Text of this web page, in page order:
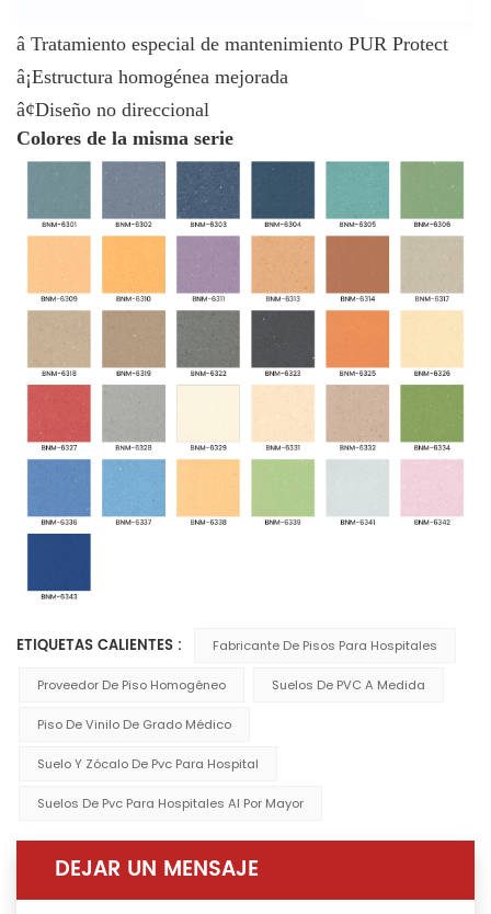
â Tratamiento especial de mantenimiento PUR Protect
â¡Estructura homogénea mejorada
â¢Diseño no direccional
Colores de la misma serie
ETIQUETAS CALIENTES : Fabricante De Pisos Para Hospitales
Proveedor De Piso Homogéneo Suelos De PVC A Medida
Piso De Vinilo De Grado Médico
Suelo Y Zócalo De Pvc Para Hospital
Suelos De Pvc Para Hospitales Al Por Mayor
DEJAR UN MENSAJE